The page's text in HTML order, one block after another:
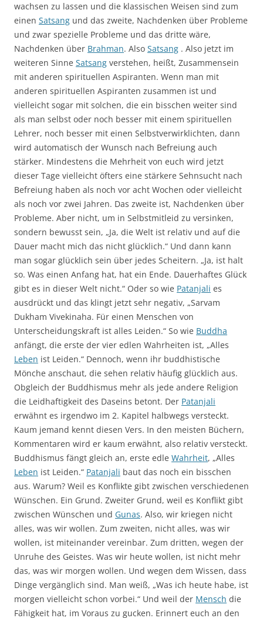
wachsen zu lassen und die klassischen Weisen sind zum
einen Satsang und das zweite, Nachdenken über Probleme
und zwar spezielle Probleme und das dritte wäre,
Nachdenken über Brahman. Also Satsang . Also jetzt im
weiteren Sinne Satsang verstehen, heißt, Zusammensein
mit anderen spirituellen Aspiranten. Wenn man mit
anderen spirituellen Aspiranten zusammen ist und
vielleicht sogar mit solchen, die ein bisschen weiter sind
als man selbst oder noch besser mit einem spirituellen
Lehrer, noch besser mit einen Selbstverwirklichten, dann
wird automatisch der Wunsch nach Befreiung auch
stärker. Mindestens die Mehrheit von euch wird jetzt
dieser Tage vielleicht öfters eine stärkere Sehnsucht nach
Befreiung haben als noch vor acht Wochen oder vielleicht
als noch vor zwei Jahren. Das zweite ist, Nachdenken über
Probleme. Aber nicht, um in Selbstmitleid zu versinken,
sondern bewusst sein, „Ja, die Welt ist relativ und auf die
Dauer macht mich das nicht glücklich.“ Und dann kann
man sogar glücklich sein über jedes Scheitern. „Ja, ist halt
so. Was einen Anfang hat, hat ein Ende. Dauerhaftes Glück
gibt es in dieser Welt nicht.“ Oder so wie Patanjali es
ausdrückt und das klingt jetzt sehr negativ, „Sarvam
Dukham Vivekinaha. Für einen Menschen von
Unterscheidungskraft ist alles Leiden.“ So wie Buddha
anfängt, die erste der vier edlen Wahrheiten ist, „Alles
Leben ist Leiden.“ Dennoch, wenn ihr buddhistische
Mönche anschaut, die sehen relativ häufig glücklich aus.
Obgleich der Buddhismus mehr als jede andere Religion
die Leidhaftigkeit des Daseins betont. Der Patanjali
erwähnt es irgendwo im 2. Kapitel halbwegs versteckt.
Kaum jemand kennt diesen Vers. In den meisten Büchern,
Kommentaren wird er kaum erwähnt, also relativ versteckt.
Buddhismus fängt gleich an, erste edle Wahrheit, „Alles
Leben ist Leiden.“ Patanjali baut das noch ein bisschen
aus. Warum? Weil es Konflikte gibt zwischen verschiedenen
Wünschen. Ein Grund. Zweiter Grund, weil es Konflikt gibt
zwischen Wünschen und Gunas. Also, wir kriegen nicht
alles, was wir wollen. Zum zweiten, nicht alles, was wir
wollen, ist miteinander vereinbar. Zum dritten, wegen der
Unruhe des Geistes. Was wir heute wollen, ist nicht mehr
das, was wir morgen wollen. Und wegen dem Wissen, dass
Dinge vergänglich sind. Man weiß, „Was ich heute habe, ist
morgen vielleicht schon vorbei.“ Und weil der Mensch die
Fähigkeit hat, im Voraus zu gucken. Erinnert euch an den